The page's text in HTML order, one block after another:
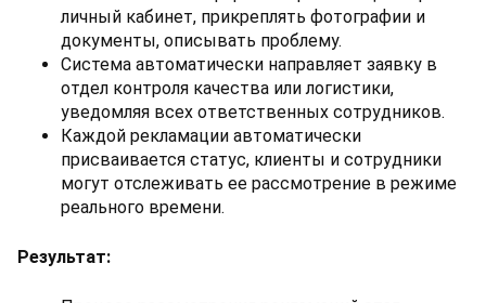
личный кабинет, прикреплять фотографии и
документы, описывать проблему.
Система автоматически направляет заявку в
отдел контроля качества или логистики,
уведомляя всех ответственных сотрудников.
Каждой рекламации автоматически
присваивается статус, клиенты и сотрудники
могут отслеживать ее рассмотрение в режиме
реального времени.
Результат: